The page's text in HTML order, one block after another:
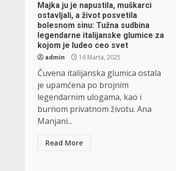
Majka ju je napustila, muškarci
ostavljali, a život posvetila
bolesnom sinu: Tužna sudbina
legendarne italijanske glumice za
kojom je ludeo ceo svet
admin 16 Marta, 2025
Čuvena italijanska glumica ostala
je upamćena po brojnim
legendarnim ulogama, kao i
burnom privatnom životu. Ana
Manjani...
Read More